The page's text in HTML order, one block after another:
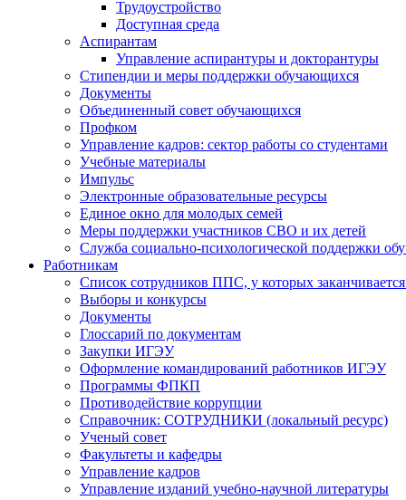
Трудоустройство
Доступная среда
Аспирантам
Управление аспирантуры и докторантуры
Стипендии и меры поддержки обучающихся
Документы
Объединенный совет обучающихся
Профком
Управление кадров: сектор работы со студентами
Учебные материалы
Импульс
Электронные образовательные ресурсы
Единое окно для молодых семей
Меры поддержки участников СВО и их детей
Служба социально-психологической поддержки
Работникам
Список сотрудников ППС, у которых заканчивается
Выборы и конкурсы
Документы
Глоссарий по документам
Закупки ИГЭУ
Оформление командирований работников ИГЭУ
Программы ФПКП
Противодействие коррупции
Справочник: СОТРУДНИКИ (локальный ресурс)
Ученый совет
Факультеты и кафедры
Управление кадров
Управление изданий учебно-научной литературы